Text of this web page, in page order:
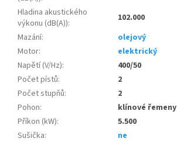
Hladina akustického
výkonu (dB(A)):
102.000
Mazání:
olejový
Motor:
elektrický
Napětí (V/Hz):
400/50
Počet pístů:
2
Počet stupňů:
2
Pohon:
klínové řemeny
Příkon (kW):
5.500
Sušička:
ne